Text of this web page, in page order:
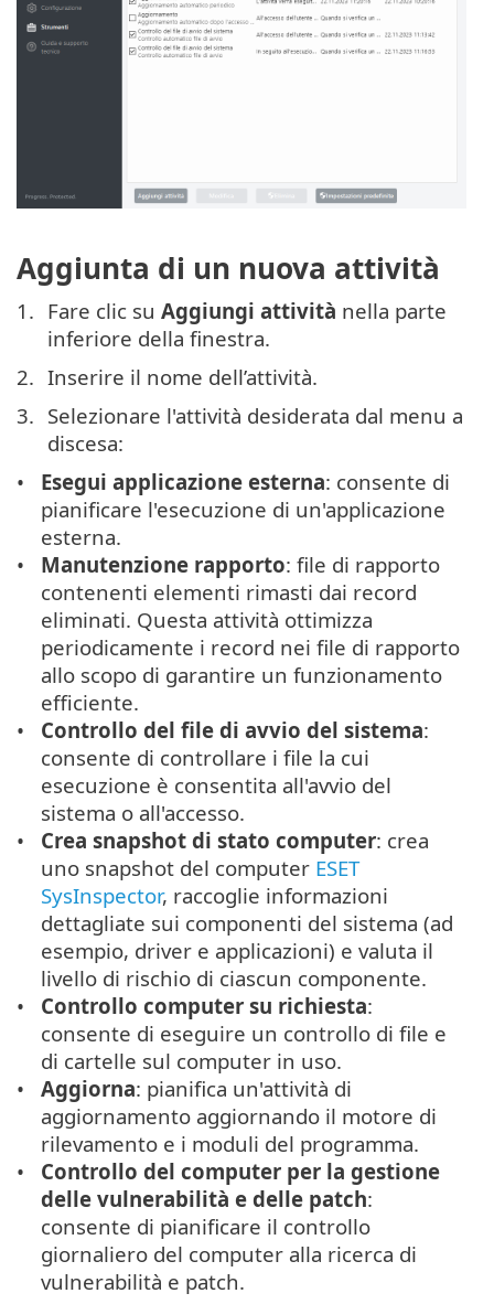
Aggiunta di un nuova attività
Fare clic su Aggiungi attività nella parte
inferiore della finestra.
Inserire il nome dell’attività.
Selezionare l'attività desiderata dal menu a
discesa:
Esegui applicazione esterna: consente di
pianificare l'esecuzione di un'applicazione
esterna.
Manutenzione rapporto: file di rapporto
contenenti elementi rimasti dai record
eliminati. Questa attività ottimizza
periodicamente i record nei file di rapporto
allo scopo di garantire un funzionamento
efficiente.
Controllo del file di avvio del sistema:
consente di controllare i file la cui
esecuzione è consentita all'avvio del
sistema o all'accesso.
Crea snapshot di stato computer: crea
uno snapshot del computer ESET
SysInspector, raccoglie informazioni
dettagliate sui componenti del sistema (ad
esempio, driver e applicazioni) e valuta il
livello di rischio di ciascun componente.
Controllo computer su richiesta:
consente di eseguire un controllo di file e
di cartelle sul computer in uso.
Aggiorna: pianifica un'attività di
aggiornamento aggiornando il motore di
rilevamento e i moduli del programma.
Controllo del computer per la gestione
delle vulnerabilità e delle patch:
consente di pianificare il controllo
giornaliero del computer alla ricerca di
vulnerabilità e patch.